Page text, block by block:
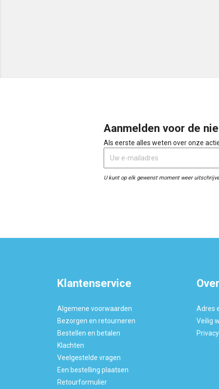
Aanmelden voor de
Als eerste alles weten over onze
U kunt op elk gewenst moment weer
Klantenservice
Algemene voorwaarden
Bezorgen en retourneren
Bestellen en betalen
Klachten
Veelgestelde vragen
Een bestelling plaatsen
Retourformulier
Adres
Veilig